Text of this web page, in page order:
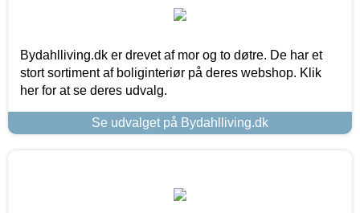
Bydahlliving.dk er drevet af mor og to døtre. De har et
stort sortiment af boliginteriør på deres webshop. Klik
her for at se deres udvalg.
Se udvalget på Bydahlliving.dk